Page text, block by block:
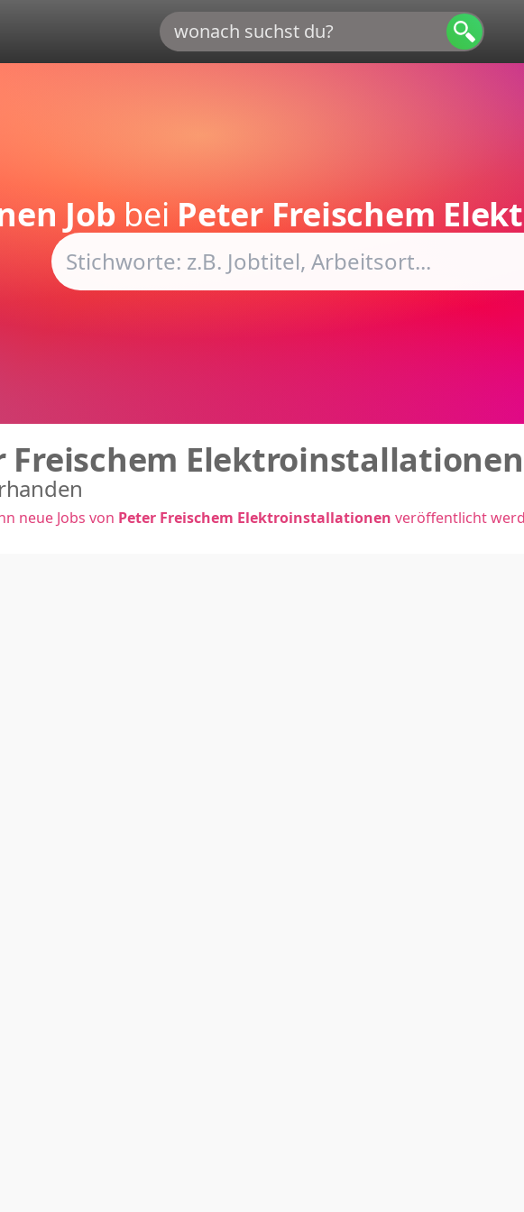
Job bei Peter Freischem
Freischem Elektroinstallationen
neue Jobs von Peter Freischem Elektroinstallationen veröffentlicht